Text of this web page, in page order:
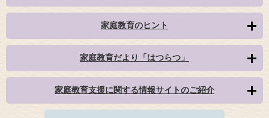
家庭教育のヒント
家庭教育だより「はつらつ」
家庭教育支援に関する情報サイトのご紹介